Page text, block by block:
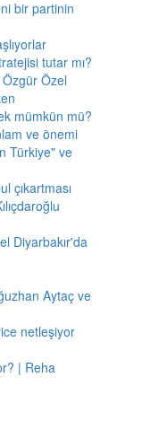
bir partinin
tutar mı?
Özgür Özel
mümkün mü?
ve önemi
Türkiye" ve
çıkartması
Diyarbakır'da
Aytaç ve
netleşiyor
| Reha